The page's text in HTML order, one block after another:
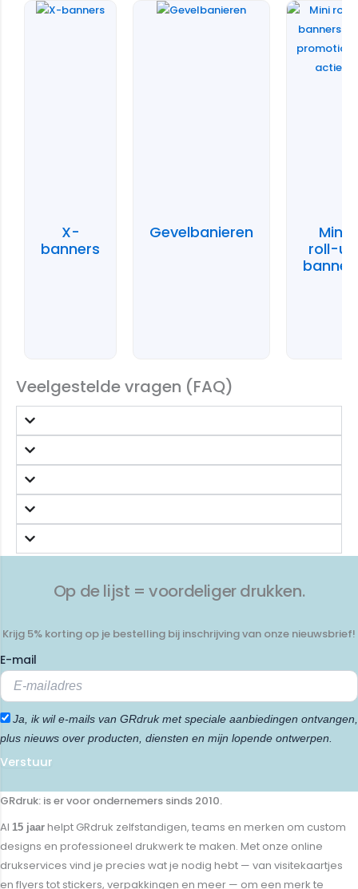
X-
banners
Gevelbanieren
Mini
roll-up
Veelgestelde vragen (FAQ)
Op de lijst = voordeliger drukken.
Krijg 5% korting op je bestelling bij inschrijving van onze nieuwsbrief!
E-mail
Ja, ik wil e-mails van GRdruk met speciale aanbiedingen ontvangen,
plus nieuws over producten, diensten en mijn lopende ontwerpen.
Verstuur
GRdruk: is er voor ondernemers sinds 2010.
Al 15 jaar helpt GRdruk zelfstandigen, teams en merken om custom
designs en professioneel drukwerk te maken. Met onze online
drukservices vind je precies wat je nodig hebt — van visitekaartjes
en flyers tot stickers, verpakkingen en meer — om een merk te